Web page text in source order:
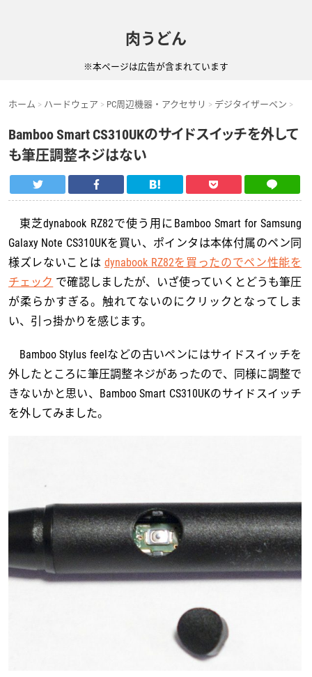
肉うどん
※本ページは広告が含まれています
ホーム ハードウェア PC周辺機器・アクセサリ デジタイザーペン
Bamboo Smart CS310UKのサイドスイッチを外して
も筆圧調整ネジはない
東芝dynabook RZ82で使う用にBamboo Smart for Samsung
Galaxy Note CS310UKを買い、ポインタは本体付属のペン同
様ズレないことは dynabook RZ82を買ったのでペン性能を
チェック で確認しましたが、いざ使っていくとどうも筆圧
が柔らかすぎる。触れてないのにクリックとなってしま
い、引っ掛かりを感じます。
Bamboo Stylus feelなどの古いペンにはサイドスイッチを
外したところに筆圧調整ネジがあったので、同様に調整で
きないかと思い、Bamboo Smart CS310UKのサイドスイッチ
を外してみました。